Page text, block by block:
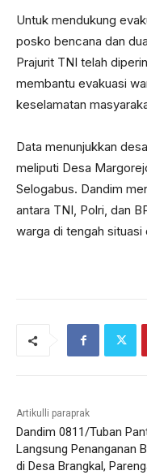
Untuk mendukung
posko bencana dan
Prajurit TNI telah
membantu evakuasi
keselamatan
Data menunjukkan
meliputi Desa
Selogabus. Dandim
antara TNI, Polri, dan
warga di tengah situasi
Artikulli paraprak
Dandim 0811/Tuban
Langsung Penanganan
di Desa Brangkal,